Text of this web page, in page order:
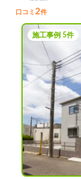
口コミ 2件
施工事例 5件